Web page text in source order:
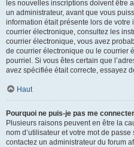
les nouvelles inscriptions doivent être
un administrateur, avant que vous
information était présente lors de votre
courrier électronique, consultez les
courrier électronique, vous avez
de courrier électronique ou le courrier
pourriel. Si vous êtes certain que
avez spécifiée était correcte, essayez
Haut
Pourquoi ne puis-je pas me
Plusieurs raisons peuvent en être la
nom d’utilisateur et votre mot de
contactez un administrateur du forum